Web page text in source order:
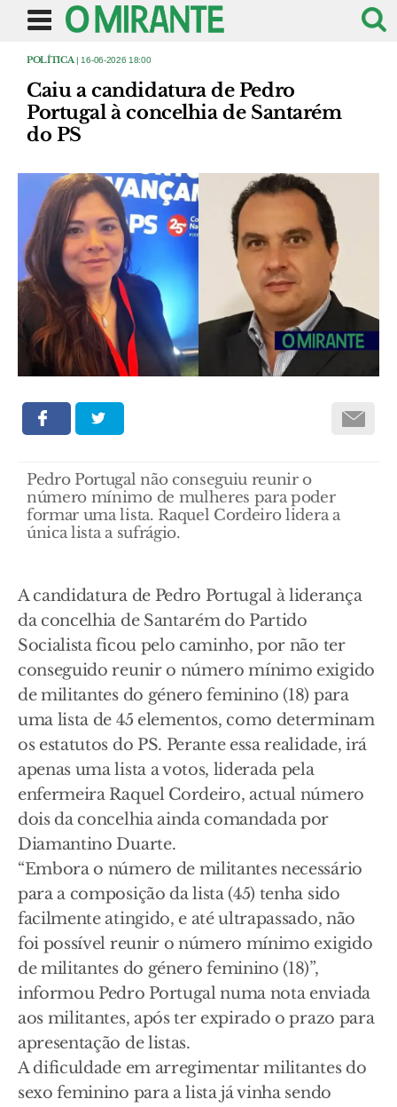
POLÍTICA | 16-06-2026 18:00
Caiu a candidatura de Pedro
Portugal à concelhia de Santarém
do PS
Pedro Portugal não conseguiu reunir o
número mínimo de mulheres para poder
formar uma lista. Raquel Cordeiro lidera a
única lista a sufrágio.
A candidatura de Pedro Portugal à liderança
da concelhia de Santarém do Partido
Socialista ficou pelo caminho, por não ter
conseguido reunir o número mínimo exigido
de militantes do género feminino (18) para
uma lista de 45 elementos, como determinam
os estatutos do PS. Perante essa realidade, irá
apenas uma lista a votos, liderada pela
enfermeira Raquel Cordeiro, actual número
dois da concelhia ainda comandada por
Diamantino Duarte.
“Embora o número de militantes necessário
para a composição da lista (45) tenha sido
facilmente atingido, e até ultrapassado, não
foi possível reunir o número mínimo exigido
de militantes do género feminino (18)”,
informou Pedro Portugal numa nota enviada
aos militantes, após ter expirado o prazo para
apresentação de listas.
A dificuldade em arregimentar militantes do
sexo feminino para a lista já vinha sendo